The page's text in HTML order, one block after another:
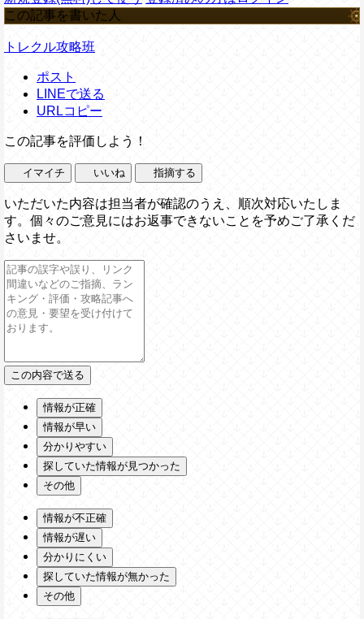
この記事を書いた人
トレクル攻略班
ポスト
LINEで送る
URLコピー
この記事を評価しよう！
イマイチ いいね 指摘する
いただいた内容は担当者が確認のうえ、順次対応いたしま
す。個々のご意見にはお返事できないことを予めご了承くだ
さいませ。
情報が正確
情報が早い
分かりやすい
探していた情報が見つかった
その他
情報が不正確
情報が遅い
分かりにくい
探していた情報が無かった
その他